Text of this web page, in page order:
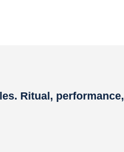
Ritual, performance,